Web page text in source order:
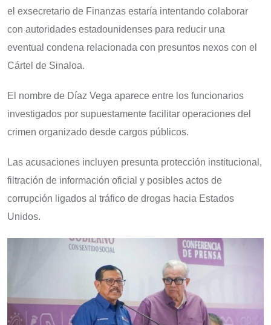
el exsecretario de Finanzas estaría intentando colaborar
con autoridades estadounidenses para reducir una
eventual condena relacionada con presuntos nexos con el
Cártel de Sinaloa.
El nombre de Díaz Vega aparece entre los funcionarios
investigados por supuestamente facilitar operaciones del
crimen organizado desde cargos públicos.
Las acusaciones incluyen presunta protección institucional,
filtración de información oficial y posibles actos de
corrupción ligados al tráfico de drogas hacia Estados
Unidos.